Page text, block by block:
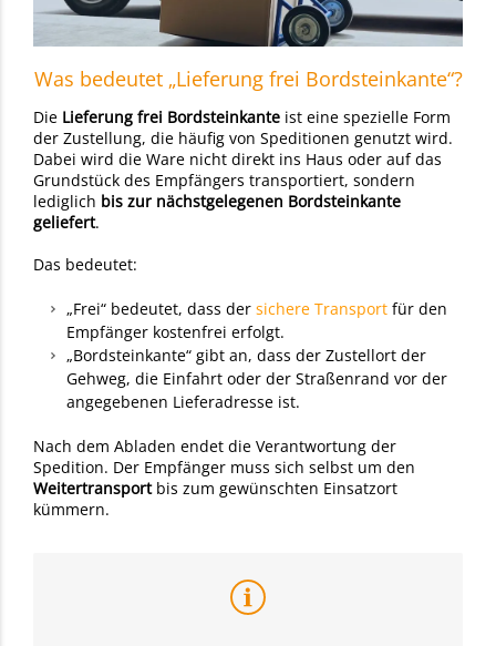
Was bedeutet „Lieferung frei Bordsteinkante“?
Die Lieferung frei Bordsteinkante ist eine spezielle Form
der Zustellung, die häufig von Speditionen genutzt wird.
Dabei wird die Ware nicht direkt ins Haus oder auf das
Grundstück des Empfängers transportiert, sondern
lediglich bis zur nächstgelegenen Bordsteinkante
geliefert.
Das bedeutet:
„Frei“ bedeutet, dass der sichere Transport für den
Empfänger kostenfrei erfolgt.
„Bordsteinkante“ gibt an, dass der Zustellort der
Gehweg, die Einfahrt oder der Straßenrand vor der
angegebenen Lieferadresse ist.
Nach dem Abladen endet die Verantwortung der
Spedition. Der Empfänger muss sich selbst um den
Weitertransport bis zum gewünschten Einsatzort
kümmern.